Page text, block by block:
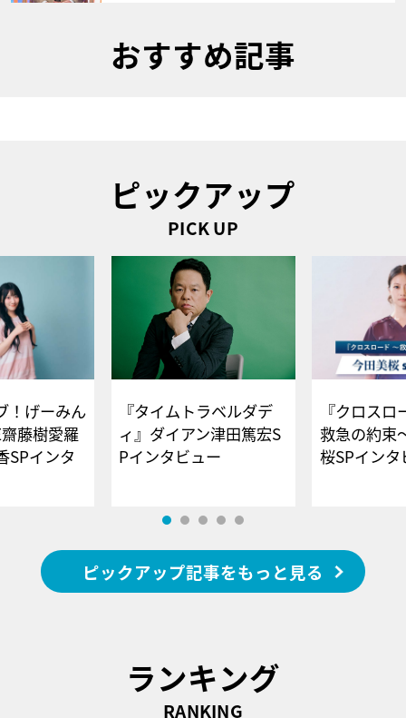
おすすめ記事
ピックアップ
PICK UP
！げーみん
藤樹愛羅
SPインタ
『タイムトラベルダデ
ィ』ダイアン津田篤宏S
Pインタビュー
『クロス
救急の約束
桜SPイ
ピックアップ記事をもっと見る
ランキング
RANKING